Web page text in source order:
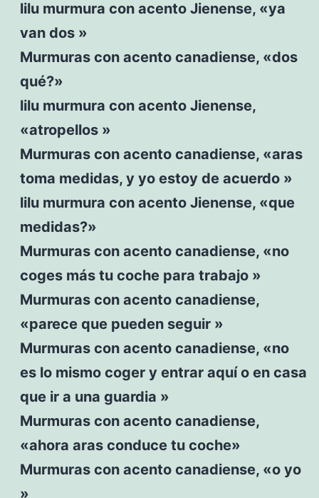
lilu murmura con acento Jienense, «ya
van dos »
Murmuras con acento canadiense, «dos
qué?»
lilu murmura con acento Jienense,
«atropellos »
Murmuras con acento canadiense, «aras
toma medidas, y yo estoy de acuerdo »
lilu murmura con acento Jienense, «que
medidas?»
Murmuras con acento canadiense, «no
coges más tu coche para trabajo »
Murmuras con acento canadiense,
«parece que pueden seguir »
Murmuras con acento canadiense, «no
es lo mismo coger y entrar aquí o en casa
que ir a una guardia »
Murmuras con acento canadiense,
«ahora aras conduce tu coche»
Murmuras con acento canadiense, «o yo
»